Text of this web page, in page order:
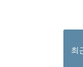
최